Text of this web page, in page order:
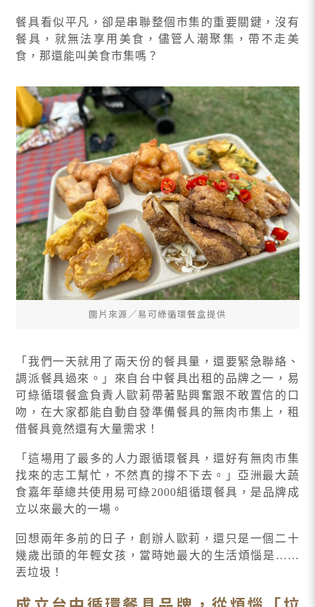
餐具看似平凡，卻是串聯整個市集的重要關鍵，沒有
餐具，就無法享用美食，儘管人潮聚集，帶不走美
食，那還能叫美食市集嗎？
圖片來源∕易可綠循環餐盒提供
「我們一天就用了兩天份的餐具量，還要緊急聯絡、
調派餐具過來。」來自台中餐具出租的品牌之一，易
可綠循環餐盒負責人歐莉帶著點興奮跟不敢置信的口
吻，在大家都能自動自發準備餐具的無肉市集上，租
借餐具竟然還有大量需求！
「這場用了最多的人力跟循環餐具，還好有無肉市集
找來的志工幫忙，不然真的撐不下去。」亞洲最大蔬
食嘉年華總共使用易可綠2000組循環餐具，是品牌成
立以來最大的一場。
回想兩年多前的日子，創辦人歐莉，還只是一個二十
幾歲出頭的年輕女孩，當時她最大的生活煩惱是……
丟垃圾！